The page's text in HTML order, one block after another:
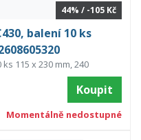
44% / -105 Kč
balení 10 ks
115 x 230 mm, 240
Koupit
Momentálně nedostupné